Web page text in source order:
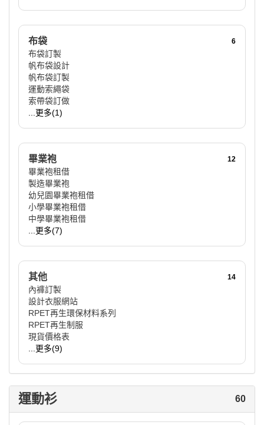
布袋 6
布袋訂製
帆布袋設計
帆布袋訂製
運動索繩袋
索帶袋訂做
...更多(1)
畢業袍 12
畢業袍租借
製造畢業袍
幼兒園畢業袍租借
小學畢業袍租借
中學畢業袍租借
...更多(7)
其他 14
內褲訂製
設計衣服網站
RPET再生環保材料系列
RPET再生制服
現貨價格表
...更多(9)
運動衫 60